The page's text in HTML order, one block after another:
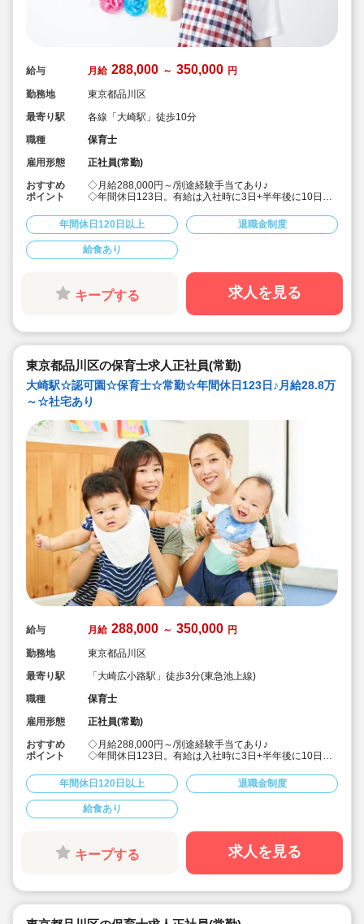
給与 月給 288,000 ～ 350,000 円
勤務地
東京都品川区
最寄り駅
各線「大崎駅」徒歩10分
職種
保育士
雇用形態
正社員(常勤)
おすすめ
ポイント
◇月給288,000円～/別途経験手当てあり♪
◇年間休日123日。有給は入社時に3日+半年後に10日付
◇借り上げ社宅制度あり！(敷金礼金なし)
◇介護休暇・産前産後休暇・育児休暇の取得率100％！
復帰率も83％♪
◇男性保育士も数多く活躍中の法人です！
どもたち一人ひとりに寄り添う保育を行っています。
◇各種研修を無理なく実施しているので、ブランクある
方や未経験の方も安心。主任や園長を目指す方のサポー
年間休日120日以上 退職金制度
給食あり
キープする 求人を見る
東京都品川区の保育士求人正社員(常勤)
大崎駅☆認可園☆保育士☆常勤☆年間休日123日♪月給28.8万
～☆社宅あり
給与 月給 288,000 ～ 350,000 円
勤務地
東京都品川区
最寄り駅
「大崎広小路駅」徒歩3分(東急池上線)
職種
保育士
雇用形態
正社員(常勤)
おすすめ
ポイント
◇月給288,000円～/別途経験手当てあり♪
◇年間休日123日。有給は入社時に3日+半年後に10日付
◇借り上げ社宅制度あり！(敷金礼金なし)
◇介護休暇・産前産後休暇・育児休暇の取得率100％！
復帰率も83％♪
◇男性保育士も数多く活躍中の法人です！
どもたち一人ひとりに寄り添う保育を行っています。
◇各種研修を無理なく実施しているので、ブランクある
方や未経験の方も安心。主任や園長を目指す方のサポー
年間休日120日以上 退職金制度
給食あり
キープする 求人を見る